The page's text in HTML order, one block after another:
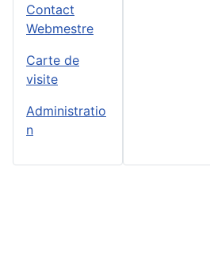
Contact
Webmestre
Carte de
visite
Administratio
n